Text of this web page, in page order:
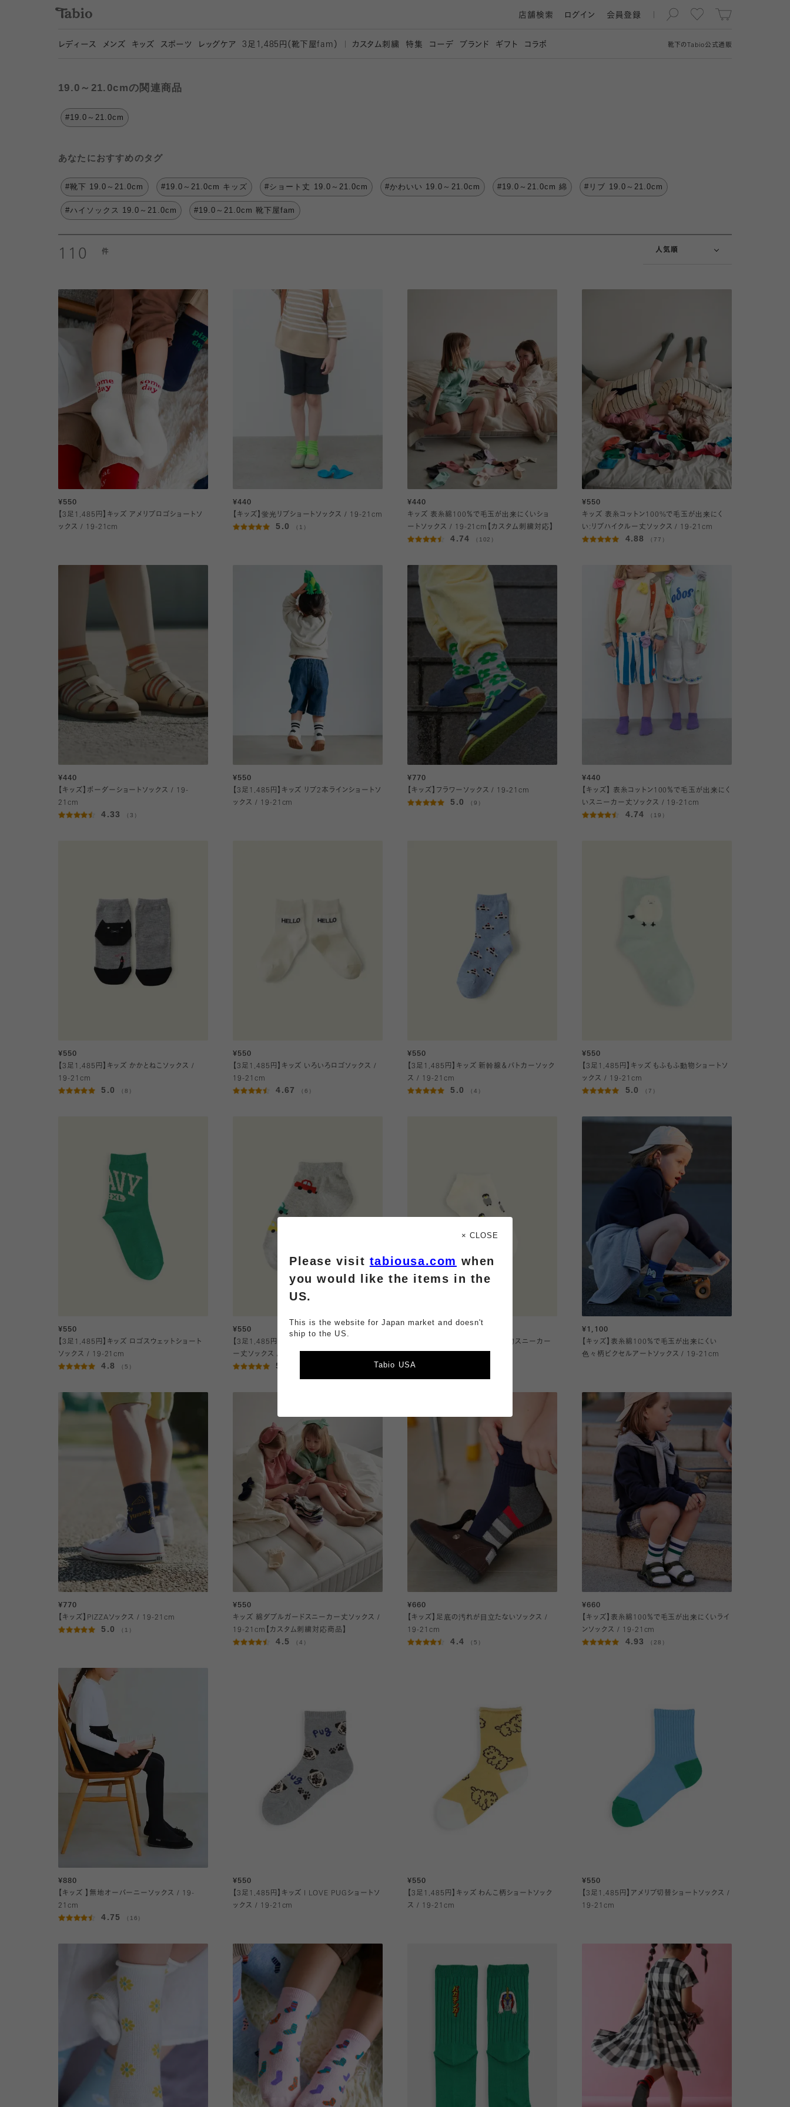
靴下の Tabio公式通販
店舗検索 ログイン 会員登録
レディース メンズ キッズ スポーツ レッグケア 3 足1,485円（靴下屋fam） カスタム刺繍 特集 コーデ ブランド ギフト コラボ
19.0～21.0cmの関連商品
#19.0～21.0cm
あなたにおすすめのタグ
#靴下 19.0～21.0cm #19.0～21.0cm キッズ #ショート丈 19.0～21.0cm #かわいい 19.0～21.0cm #19.0～21.0cm 綿 #リブ 19.0～21.0cm
#ハイソックス 19.0～21.0cm #19.0～21.0cm 靴下屋fam
110 人気順
新着順
価格が高い順
¥550
【3足1,485円】キッズ アメリブロゴショートソ
ックス / 19-21cm
¥440
【キッズ】蛍光リブショートソックス / 19-21cm
5.0 （1）
¥440
キッズ 表糸綿100％で毛玉が出来にくいショ
ートソックス / 19-21cm【カスタム刺繍対応】
4.74 （102）
¥550
キッズ 表糸コットン100%で毛玉が出来にく
い:リブハイクルー丈ソックス / 19-21cm
4.88 （77）
¥440
【キッズ】ボーダーショートソックス / 19-
21cm
4.33 （3）
¥550
【3足1,485円】キッズ リブ2本ラインショートソ
ックス / 19-21cm
¥770
【キッズ】フラワーソックス / 19‐21cm
5.0 （9）
¥440
【キッズ】 表糸コットン100％で毛玉が出来にく
いスニーカー丈ソックス / 19-21cm
4.74 （19）
¥550
【3足1,485円】キッズ かかとねこソックス /
19-21cm
5.0 （8）
¥550
【3足1,485円】キッズ いろいろロゴソックス /
19-21cm
4.67 （6）
¥550
【3足1,485円】キッズ 新幹線＆パトカーソック
ス / 19-21cm
5.0 （4）
¥550
【3足1,485円】キッズ もふもふ動物ショートソ
ックス / 19-21cm
5.0 （7）
¥550
【3足1,485円】キッズ ロゴスウェットショート
ソックス / 19-21cm
4.8 （5）
¥550
【3足1,485円】キッズ カラフルくるまスニーカ
ー丈ソックス / 19-21cm
5.0
【3足1,485円】キッズ 海の生き物スニーカー
¥1,100
【キッズ】表糸綿100％で毛玉が出来にくい
色々柄ピクセルアートソックス / 19-21cm
¥770
【キッズ】PIZZAソックス / 19-21cm
5.0 （1）
¥550
キッズ 綿ダブルガードスニーカー丈ソックス /
19-21cm【カスタム刺繍対応商品】
4.5 （4）
¥660
【キッズ】足底の汚れが目立たないソックス /
19-21cm
4.4 （5）
¥660
【キッズ】表糸綿100％で毛玉が出来にくいライ
ンソックス / 19-21cm
4.93 （28）
¥880
【キッズ 】無地オーバーニーソックス / 19-
21cm
4.75 （16）
¥550
【3足1,485円】キッズ I LOVE PUGショートソ
ックス / 19-21cm
¥550
【3足1,485円】キッズ わんこ柄ショートソック
ス / 19-21cm
¥550
【3足1,485円】アメリブ切替ショートソックス /
19-21cm
× CLOSE
Please visit tabiousa.com when
you would like the items in the
US.
This is the website for Japan market and doesn't
ship to the US.
Tabio USA